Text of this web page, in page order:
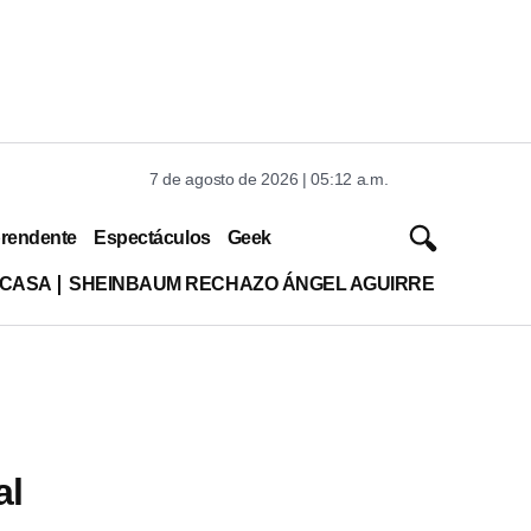
7 de agosto de 2026 | 05:12 a.m.
Espectáculos Geek
SHEINBAUM RECHAZO ÁNGEL AGUIRRE